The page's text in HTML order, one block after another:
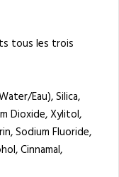
tous les trois
Eau), Silica,
Dioxide, Xylitol,
Sodium Fluoride,
Cinnamal,